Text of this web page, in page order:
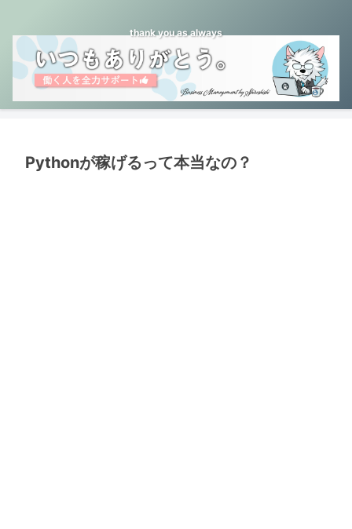
thank you as always
Pythonが稼げるって本当なの？